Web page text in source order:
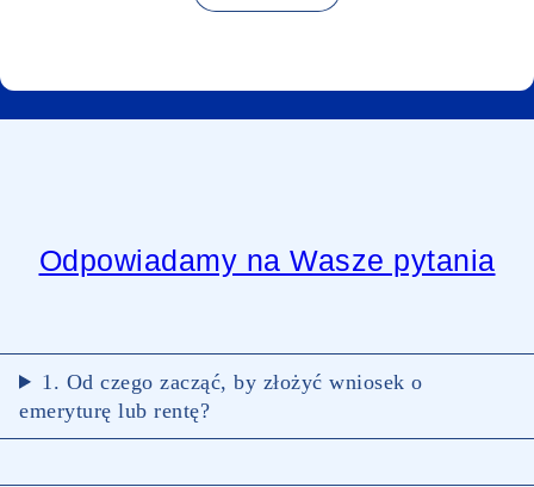
Dorabianie
Odpowiadamy na Wasze pytania
1. Od czego zacząć, by złożyć wniosek o
emeryturę lub rentę?